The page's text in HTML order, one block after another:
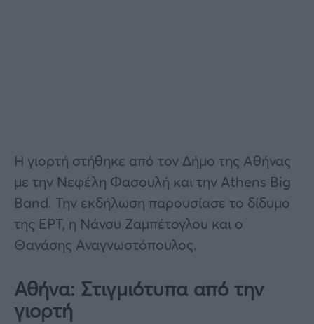
Η γιορτή στήθηκε από τον Δήμο της Αθήνας
με την Νεφέλη Φασουλή και την Athens Big
Band. Την εκδήλωση παρουσίασε το δίδυμο
της ΕΡΤ, η Νάνσυ Ζαμπέτογλου και ο
Θανάσης Αναγνωστόπουλος.
Αθήνα: Στιγμιότυπα από την
γιορτή